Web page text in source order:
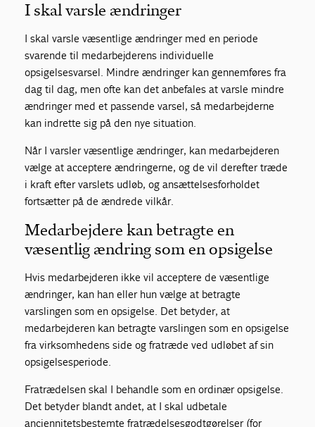
I skal varsle ændringer
I skal varsle væsentlige ændringer med en periode
svarende til medarbejderens individuelle
opsigelsesvarsel. Mindre ændringer kan gennemføres fra
dag til dag, men ofte kan det anbefales at varsle mindre
ændringer med et passende varsel, så medarbejderne
kan indrette sig på den nye situation.
Når I varsler væsentlige ændringer, kan medarbejderen
vælge at acceptere ændringerne, og de vil derefter træde
i kraft efter varslets udløb, og ansættelsesforholdet
fortsætter på de ændrede vilkår.
Medarbejdere kan betragte en
væsentlig ændring som en opsigelse
Hvis medarbejderen ikke vil acceptere de væsentlige
ændringer, kan han eller hun vælge at betragte
varslingen som en opsigelse. Det betyder, at
medarbejderen kan betragte varslingen som en opsigelse
fra virksomhedens side og fratræde ved udløbet af sin
opsigelsesperiode.
Fratrædelsen skal I behandle som en ordinær opsigelse.
Det betyder blandt andet, at I skal udbetale
anciennitetsbestemte fratrædelsesgodtgørelser (for